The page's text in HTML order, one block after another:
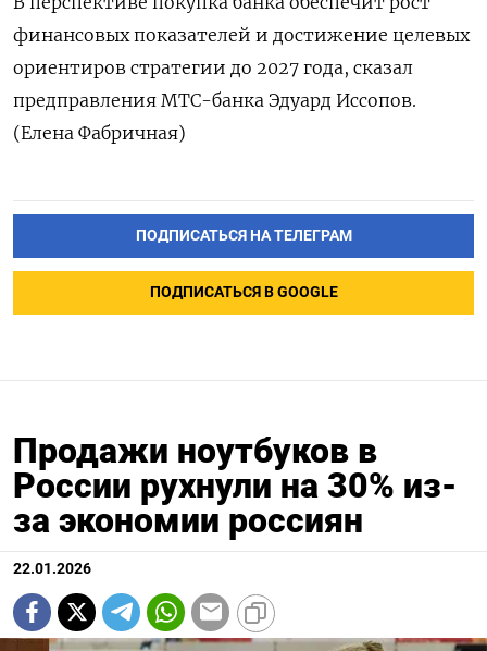
финансовых показателей и достижение целевых
ориентиров ⁠стратегии до 2027 года, сказал
предправления МТС-банка Эдуард Иссопов.
(Елена Фабричная)
ПОДПИСАТЬСЯ НА ТЕЛЕГРАМ
ПОДПИСАТЬСЯ В GOOGLE
Продажи ноутбуков в
России рухнули на 30% из-
за экономии россиян
22.01.2026